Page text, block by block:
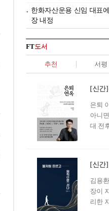
한화자산운용 신임 대표
장 내정
FT도서
추천 서평
은퇴
아니
대 전
은퇴
록 옵
신간
다.단
김용
장이
리한